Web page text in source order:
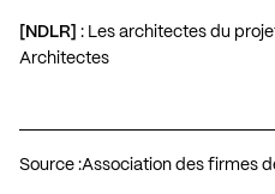
[NDLR] : Les architectes du
Architectes
Source :Association des firmes